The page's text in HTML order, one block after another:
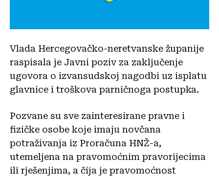
Vlada Hercegovačko-neretvanske županije
raspisala je Javni poziv za zaključenje
ugovora o izvansudskoj nagodbi uz isplatu
glavnice i troškova parničnoga postupka.
Pozvane su sve zainteresirane pravne i
fizičke osobe koje imaju novčana
potraživanja iz Proračuna HNŽ-a,
utemeljena na pravomoćnim pravorijecima
ili rješenjima, a čija je pravomoćnost